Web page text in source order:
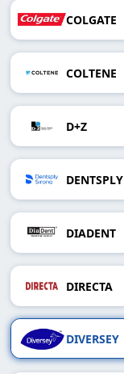
COLGATE
COLTENE
D+Z
DENTSPLY
DIADENT
DIRECTA
DIVERSEY